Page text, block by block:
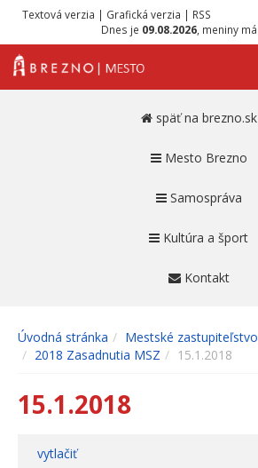
Textová verzia | Grafická verzia | RSS
Dnes je 09.08.2026 , meniny má
späť na brezno.sk
Mesto Brezno
Samospráva
Kultúra a šport
Kontakt
Úvodná stránka
Mestské zastupiteľstvo
2018 Zasadnutia MSZ
15.1.2018
15.1.2018
vytlačiť